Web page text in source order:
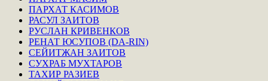
ПАРХАТ КАСИМОВ
РАСУЛ ЗАИТОВ
РУСЛАН КРИВЕНКОВ
РЕНАТ ЮСУПОВ (DA-RIN)
СЕЙИТЖАН ЗАИТОВ
СУХРАБ МУХТАРОВ
ТАХИР РАЗИЕВ